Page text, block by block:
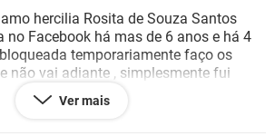
hercilia Rosita de Souza Santos
no Facebook há mas de 6 anos e há 4
temporariamente faço os
não vai adiante , simplesmente fui
meu esposo também foi,no meu
e para trabalhar também ,não
Ver mais